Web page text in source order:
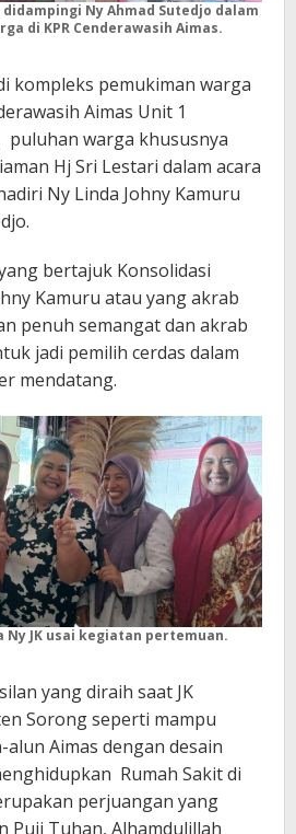
didampingi Ny Ahmad Sutedjo dalam
di KPR Cenderawasih Aimas.
kompleks pemukiman warga
Aimas Unit 1
puluhan warga khususnya
Hj Sri Lestari dalam acara
Ny Linda Johny Kamuru
bertajuk Konsolidasi
Kamuru atau yang akrab
penuh semangat dan akrab
jadi pemilih cerdas dalam
mendatang.
Ny JK usai kegiatan pertemuan.
yang diraih saat JK
Sorong seperti mampu
Aimas dengan desain
Rumah Sakit di
perjuangan yang
Puji Tuhan, Alhamdulillah